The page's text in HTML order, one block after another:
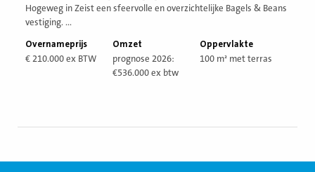
Hogeweg in Zeist een sfeervolle en overzichtelijke Bagels & Beans
vestiging. ...
Overnameprijs
€ 210.000 ex BTW
Omzet
prognose 2026:
€536.000 ex btw
Oppervlakte
100 m² met terras